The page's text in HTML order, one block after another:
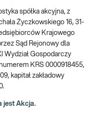
spółka akcyjna, z
Życzkowskiego 16, 31-
Krajowego
Sąd Rejonowy dla
Wydział Gospodarczy
KRS 0000918455,
kapitał zakładowy
jest Akcja.